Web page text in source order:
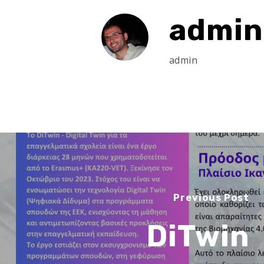
admin
admin
Previous Post
DiTwin